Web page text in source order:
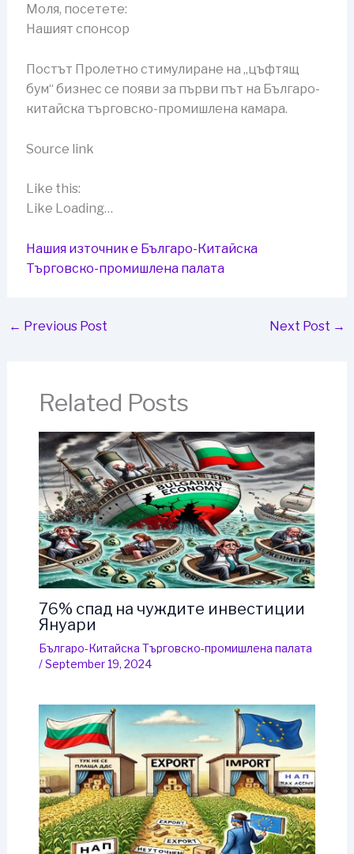
Моля, посетете:
Нашият спонсор
Постът Пролетно стимулиране на „цъфтящ
бум“ бизнес се появи за първи път на Българо-
китайска търговско-промишлена камара.
Source link
Like this:
Like Loading…
Нашия източник е Българо-Китайска
Търговско-промишлена палaта
← Previous Post Next Post →
Related Posts
76% спад на чуждите инвестиции
Януари
Българо-Китайска Търговско-промишлена палaта
/September 19, 2024